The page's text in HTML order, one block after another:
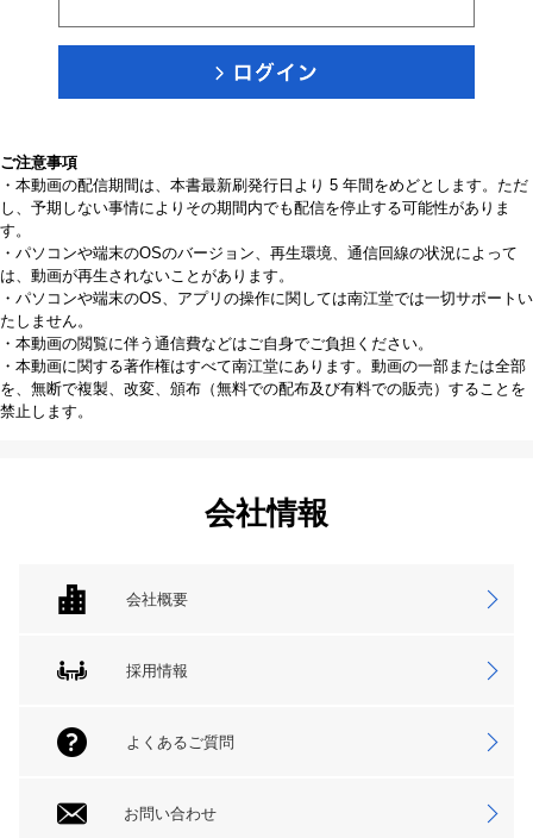
ご注意事項
・本動画の配信期間は、本書最新刷発行日より 5 年間をめどとします。ただ
し、予期しない事情によりその期間内でも配信を停止する可能性がありま
す。
・パソコンや端末のOSのバージョン、再生環境、通信回線の状況によって
は、動画が再生されないことがあります。
・パソコンや端末のOS、アプリの操作に関しては南江堂では一切サポートい
たしません。
・本動画の閲覧に伴う通信費などはご自身でご負担ください。
・本動画に関する著作権はすべて南江堂にあります。動画の一部または全部
を、無断で複製、改変、頒布（無料での配布及び有料での販売）することを
禁止します。
会社情報
会社概要
採用情報
よくあるご質問
お問い合わせ